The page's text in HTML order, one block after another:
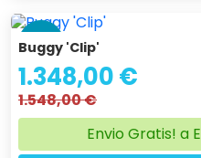
Buggy 'Clip'
1.348,00 €
1.548,00 €
Envio Gratis! a